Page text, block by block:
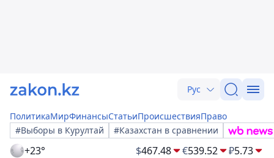
Рус
ПолитикаМирФинансыСтатьиПроисшествияПраво
#Выборы в Курултай
#Казахстан в сравнении
+23° $467.48 €539.52 ₽5.73